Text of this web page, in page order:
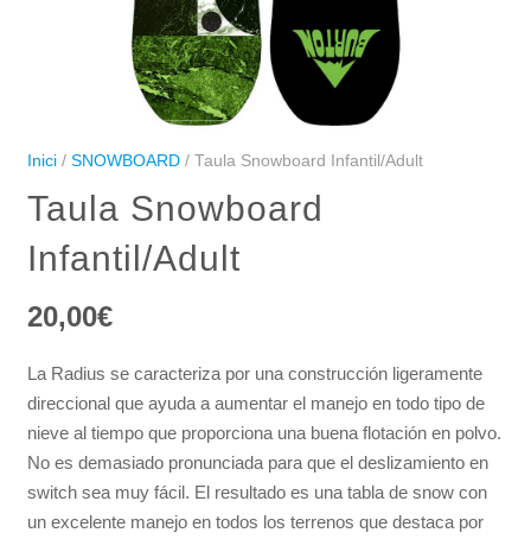
Inici/ SNOWBOARD/ Taula Snowboard Infantil/Adult
Taula Snowboard
Infantil/Adult
20,00€
La Radius se caracteriza por una construcción ligeramente
direccional que ayuda a aumentar el manejo en todo tipo de
nieve al tiempo que proporciona una buena flotación en polvo.
No es demasiado pronunciada para que el deslizamiento en
switch sea muy fácil. El resultado es una tabla de snow con
un excelente manejo en todos los terrenos que destaca por